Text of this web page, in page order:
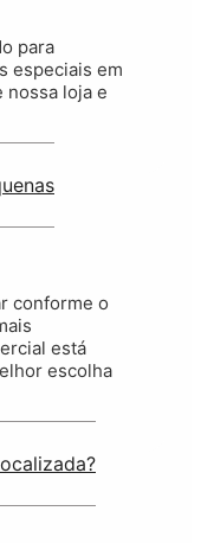
para
especiais em
nossa loja e
conforme o
está
escolha